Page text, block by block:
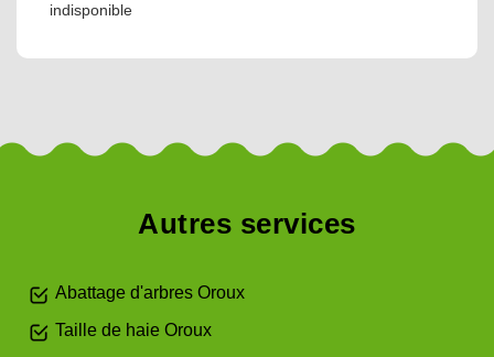
indisponible
Autres services
Abattage d'arbres Oroux
Taille de haie Oroux